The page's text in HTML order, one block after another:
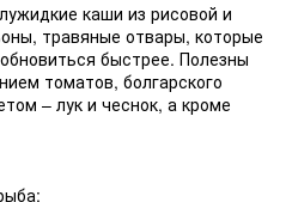
каши из рисовой и
травяные отвары, которые
быстрее. Полезны
томатов, болгарского
– лук и чеснок, а кроме